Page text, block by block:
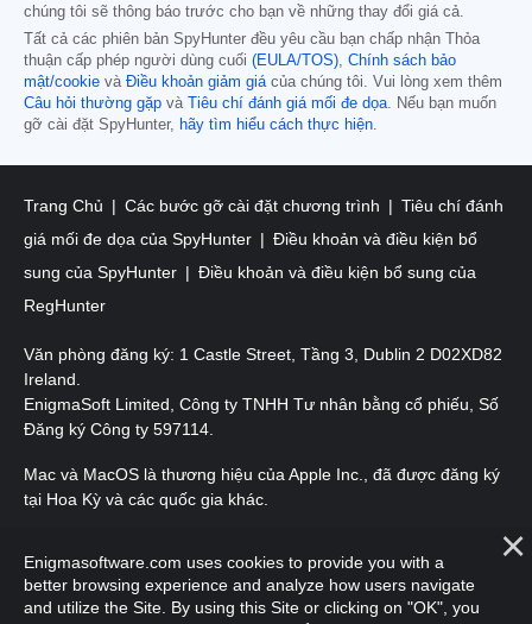
chúng tôi sẽ thông báo trước cho bạn về những thay đổi giá cả.
Tất cả các phiên bản SpyHunter đều yêu cầu bạn chấp nhận Thỏa
thuận cấp phép người dùng cuối (EULA/TOS), Chính sách bảo
mật/cookie và Điều khoản giảm giácủa chúng tôi. Vui lòng xem thêm
Câu hỏi thường gặp và Tiêu chí đánh giá mối đe dọa. Nếu bạn muốn
gỡ cài đặt SpyHunter, hãy tìm hiểu cách thực hiện.
Trang Chủ Các bước gỡ cài đặt chương trình
Tiêu chí đánh
giá mối đe dọa của SpyHunter
Điều khoản và điều kiện bổ
sung của SpyHunter
Điều khoản và điều kiện bổ sung của
RegHunter
Văn phòng đăng ký: 1 Castle Street, Tầng 3, Dublin 2 D02XD82
Ireland.
EnigmaSoft Limited, Công ty TNHH Tư nhân bằng cổ phiếu, Số
Đăng ký Công ty 597114.
Mac và MacOS là thương hiệu của Apple Inc., đã được đăng ký
tại Hoa Kỳ và các quốc gia khác.
lưu.
Enigmasoftware.com uses cookies to provide you with a
better browsing experience and analyze how users navigate
and utilize the Site. By using this Site or clicking on "OK", you